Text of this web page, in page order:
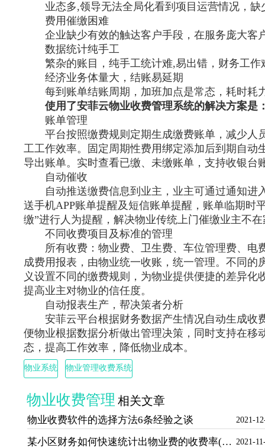
业态多,领导无法全局化看到项目运营情况，缺
费用催缴困难
企业缺少有效的触达客户手段，在服务庞大客
数据统计纯手工
繁杂的账目，纯手工统计难,易出错，财务工作
经济业务体量大，结账易延期
每到账单结账周期，加班加点是常态，耗时耗
使用了安菲云物业收费管理系统的解决方案是
账单管理
平台按照缴费规则定期生成缴费账单，减少人
工工作效率。固定周期性费用绑定添加后到期自
导出账单。实时查看已缴、未缴账单，支持收银台
自动催收
自动推送缴费信息到业主，业主可通过通知进
送手机APP账单提醒及短信账单提醒，账单临期时
缴”进行人为提醒，解决物业传统上门催缴业主不
不同收费项目及标准的管理
所有收费：物业费、卫生费、车位管理费、电
成费用报表，由物业统一收账，统一管理。不同
义设置不同的缴费规则，为物业提供便捷的差异
提高业主对物业的信任度。
自动报表生产，帮决策者分析
安菲云平台根据财务数据产生情况自动生成收
便物业根据数据分析做出管理决策，同时支持在
态，提高工作效率，降低物业成本。
物业系统 物业管理收费系统
物业收费管理 相关文章
物业收费软件的选择方法6条经验之谈 2021-
某小区财务如何快速统计出物业费的收费率(物业收费管理软件操作流程说明) 2021-